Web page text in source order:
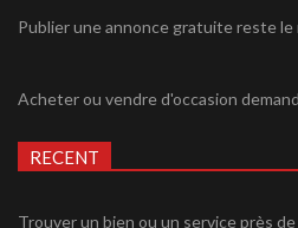
Publier une annonce gratuite reste le
Acheter ou vendre d'occasion
RECENT
Trouver un bien ou un service près